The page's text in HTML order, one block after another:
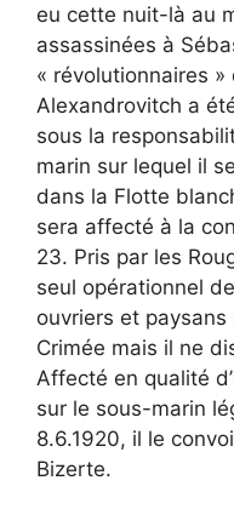
eu cette nuit-là au
assassinées à
« révolutionnaires
Alexandrovitch a
sous la
marin sur lequel il
dans la Flotte
sera affecté à la
23. Pris par les
seul opérationnel
ouvriers et paysans
Crimée mais il ne
Affecté en qualité
sur le sous-marin
8.6.1920, il le
Bizerte.